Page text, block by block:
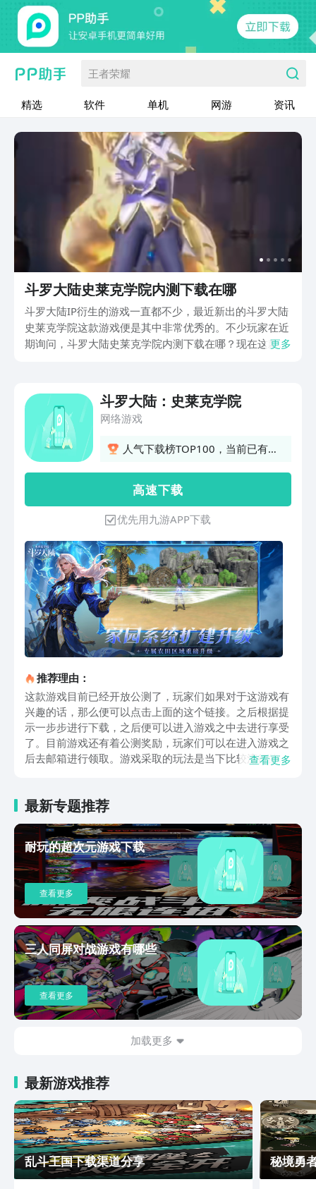
王者荣耀
精选 软件 单机 网游 资讯
斗罗大陆史莱克学院内测下载在哪
斗罗大陆IP衍生的游戏一直都不少，最近新出的斗罗大陆
史莱克学院这款游戏便是其中非常优秀的。不少玩家在近
期询问，斗罗大陆史莱克学院内测下载在哪？现在这款游
更多
斗罗大陆：史莱克学院
网络游戏
人气下载榜TOP100，当前已有
高 速 下 载
优先用九游APP下载
推荐理由：
这款游戏目前已经开放公测了，玩家们如果对于这游戏有
兴趣的话，那么便可以点击上面的这个链接。之后根据提
示一步步进行下载，之后便可以进入游戏之中去进行享受
了。目前游戏还有着公测奖励，玩家们可以在进入游戏之
后去邮箱进行领取。游戏采取的玩法是当下比较流行的
波澜壮阔的剧情。在此期间我们也会不断的成长，直至最
后成为独当一面的强者。一开始我们需要根据武魂来选择
自己的职业，比如蓝银草就属于控制类的职业。而白虎则
是属于肉盾职业。我们可以根据自身所擅长的来选择适合
自己的职业，之后可以正式开启自身的旅程。前期我们跟
随任务来走，一方面是让我们自己熟悉游戏的操作情况。
另一方面是可以收集不错的资源。前期我们所收集到的资
源不要乱用，我们在中期会大量使用，所以一开始就需要
储存下来。以上这些便是斗罗大陆史莱克学院内测下载的
详细解答。这款游戏的玩法会越来越丰富。玩家们在前期
的时候就需要积累资源，不然的话就会跟不上中后期的资
源消耗。
查看更多
最新专题推荐
耐玩的超次元游戏下载
查看更多
三人同屏对战游戏有哪些
查看更多
加载更多
最新游戏推荐
乱斗王国下载渠道分享 秘境勇